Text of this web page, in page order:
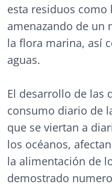
esta residuos como
amenazando de un
la flora marina, así
aguas.
El desarrollo de las
consumo diario de
que se viertan a
los océanos,
la alimentación de
demostrado